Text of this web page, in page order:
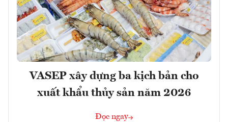
VASEP xây dựng ba kịch bản cho
xuất khẩu thủy sản năm 2026
Đọc ngay